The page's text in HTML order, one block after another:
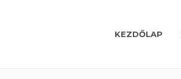
KEZDŐLAP